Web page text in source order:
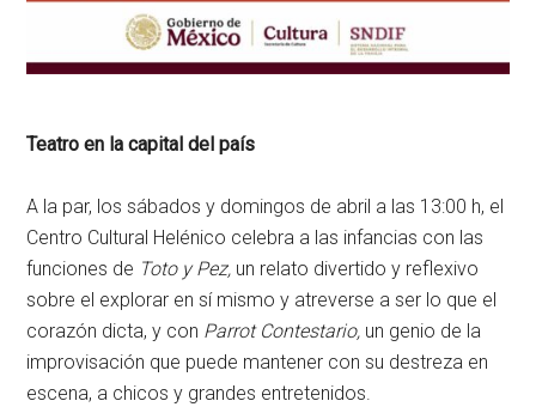
Teatro en la capital del país
A la par, los sábados y domingos de abril a las 13:00 h, el
Centro Cultural Helénico celebra a las infancias con las
funciones de Toto y Pez, un relato divertido y reflexivo
sobre el explorar en sí mismo y atreverse a ser lo que el
corazón dicta, y con Parrot Contestario, un genio de la
improvisación que puede mantener con su destreza en
escena, a chicos y grandes entretenidos.